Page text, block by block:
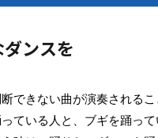
ンスを
できない曲が演奏される
ている人と、ブギを踊っ